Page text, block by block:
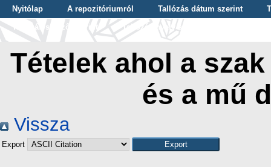
Nyitólap A repozitóriumról Tallózás dátum szerint
Tallózás szerző szerint
Tallózás nyelv szerint
Tételek ahol a
és a mű
Vissza
Export